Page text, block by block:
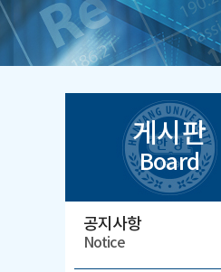
게시판
Board
공지사항
Notice